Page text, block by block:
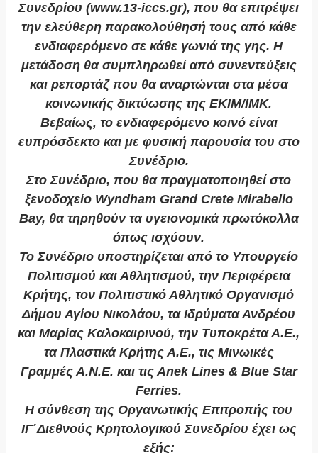
Συνεδρίου (www.13-iccs.gr), που θα επιτρέψει
την ελεύθερη παρακολούθησή τους από κάθε
ενδιαφερόμενο σε κάθε γωνιά της γης. Η
μετάδοση θα συμπληρωθεί από συνεντεύξεις
και ρεπορτάζ που θα αναρτώνται στα μέσα
κοινωνικής δικτύωσης της ΕΚΙΜ/ΙΜΚ.
Βεβαίως, το ενδιαφερόμενο κοινό είναι
ευπρόσδεκτο και με φυσική παρουσία του στο
Συνέδριο.
Στο Συνέδριο, που θα πραγματοποιηθεί στο
ξενοδοχείο Wyndham Grand Crete Mirabello
Bay, θα τηρηθούν τα υγειονομικά πρωτόκολλα
όπως ισχύουν.
Το Συνέδριο υποστηρίζεται από το Υπουργείο
Πολιτισμού και Αθλητισμού, την Περιφέρεια
Κρήτης, τον Πολιτιστικό Αθλητικό Οργανισμό
Δήμου Αγίου Νικολάου, τα Ιδρύματα Ανδρέου
και Μαρίας Καλοκαιρινού, την Τυποκρέτα Α.Ε.,
τα Πλαστικά Κρήτης Α.Ε., τις Μινωικές
Γραμμές Α.Ν.Ε. και τις Αnek Lines & Blue Star
Ferries.
Η σύνθεση της Οργανωτικής Επιτροπής του
ΙΓ΄Διεθνούς Κρητολογικού Συνεδρίου έχει ως
εξής: